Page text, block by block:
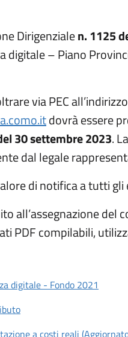
Dirigenzialen. 1125
digitale – Piano
via PEC all’indirizzo
dovrà essere
30 settembre 2023.
dal legale
di notifica a tutti
all’assegnazione del
PDF compilabili,
digitale - Fondo 2021
a costi reali